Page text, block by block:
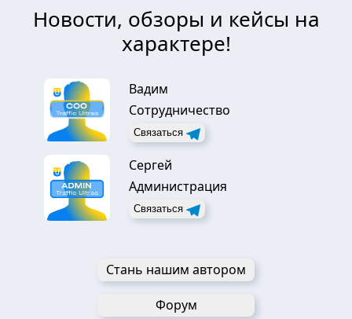
Новости, обзоры и кейсы на
характере!
Вадим
Сотрудничество
Связаться
Сергей
Администрация
Связаться
Стань нашим автором
Форум